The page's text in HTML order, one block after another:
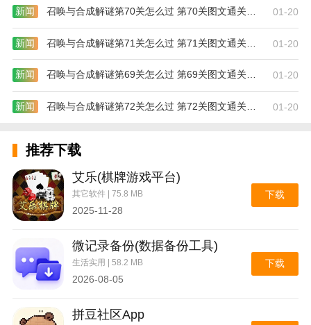
新闻 召唤与合成解谜第70关怎么过 第70关图文通关攻略 01-20
新闻 召唤与合成解谜第71关怎么过 第71关图文通关攻略 01-20
新闻 召唤与合成解谜第69关怎么过 第69关图文通关攻略 01-20
新闻 召唤与合成解谜第72关怎么过 第72关图文通关攻略 01-20
推荐下载
艾乐(棋牌游戏平台)
其它软件 | 75.8 MB
2025-11-28
下载
微记录备份(数据备份工具)
生活实用 | 58.2 MB
2026-08-05
下载
拼豆社区App